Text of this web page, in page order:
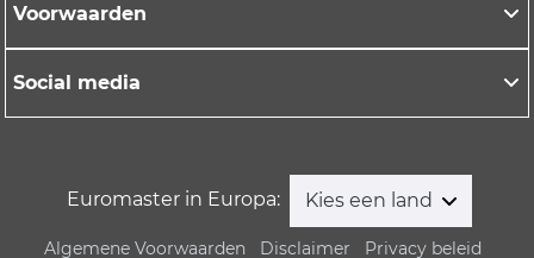
Voorwaarden
Social media
Euromaster in Europa: Kies een land
Algemene Voorwaarden Disclaimer Privacy beleid